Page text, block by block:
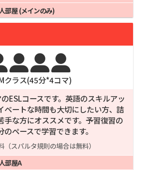
12週間 1,080,000 24週間 2,140,000
8週間
712,000
12週間
1,068,000
20週間
1,765,000
24週間
2,116,000
4週間
337,000
8週間
674,000
20週間
1,670,000
部屋 (メインのみ)
4週間
326,000
12週間
978,000
16週間
1,294,000
24週間
1,936,000

クラス(45分*4コマ)
ESLコースです。英語のスキルアッ
ベートな時間も大切にしたい方、詰
手な方にオススメです。予習復習の
ペースで学習できます。
スパルタ規則の場合は無料）
部屋A